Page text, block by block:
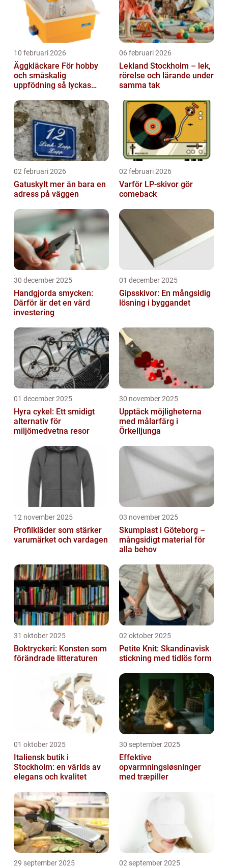
10 februari 2026
Äggkläckare För hobby
och småskalig
uppfödning så lyckas
06 februari 2026
Lekland Stockholm – lek,
rörelse och lärande under
samma tak
02 februari 2026
Gatuskylt mer än bara en
adress på väggen
02 februari 2026
Varför LP-skivor gör
comeback
30 december 2025
Handgjorda smycken:
Därför är det en värd
investering
01 december 2025
Gipsskivor: En mångsidig
lösning i byggandet
01 december 2025
Hyra cykel: Ett smidigt
alternativ för
miljömedvetna resor
30 november 2025
Upptäck möjligheterna
med målarfärg i
Örkelljunga
12 november 2025
Profilkläder som stärker
varumärket och vardagen
03 november 2025
Skumplast i Göteborg –
mångsidigt material för
alla behov
31 oktober 2025
Boktryckeri: Konsten som
förändrade litteraturen
02 oktober 2025
Petite Knit: Skandinavisk
stickning med tidlös form
01 oktober 2025
Italiensk butik i
Stockholm: en världs av
elegans och kvalitet
30 september 2025
Effektive
opvarmningsløsninger
med træpiller
29 september 2025 02 september 2025